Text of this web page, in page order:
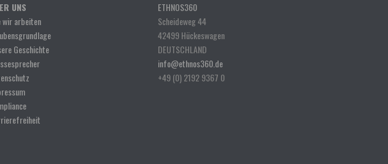
UNS
wir arbeiten
Geschichte
ETHNOS360
Scheideweg 44
42499 Hückeswagen
DEUTSCHLAND
info@ethnos360.de
+49 (0) 2192 9367 0